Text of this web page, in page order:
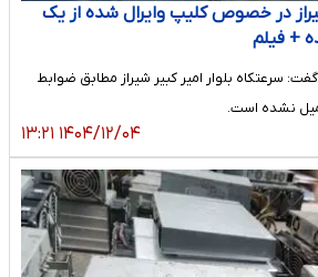
در خصوص کلیپ وایرال شده از یک
+ فیلم
سرعتکاه بلوار امیر کبیر شیراز مطابق ضوابط
نشده است.
۱۴۰۴/۱۲/۰۴ ۱۳:۲۱